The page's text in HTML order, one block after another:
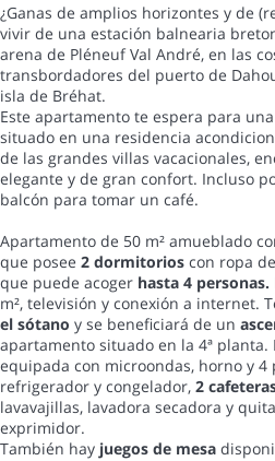
¿Ganas de amplios horizontes y de
vivir de una estación balnearia
arena de Pléneuf Val André, en las
transbordadores del puerto de
isla de Bréhat.
Este apartamento te espera para
situado en una residencia
de las grandes villas vacacionales,
elegante y de gran confort. Incluso
balcón para tomar un café.
Apartamento de 50 m² amueblado
que posee 2 dormitorios con ropa
que puede acoger hasta 4 personas.
m², televisión y conexión a internet.
el sótano y se beneficiará de un
apartamento situado en la 4ª planta.
equipada con microondas, horno y 4
refrigerador y congelador, 2
lavavajillas, lavadora secadora y
exprimidor.
También hay juegos de mesa